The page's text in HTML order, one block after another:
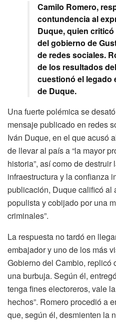
Camilo Romero,
contundencia al
Duque, quien
del gobierno de
de redes sociales.
de los resultados
cuestionó el legado
de Duque.
Una fuerte polémica se
mensaje publicado en redes
Iván Duque, en el que acusó
de llevar al país a “la mayor
historia”, así como de
infraestructura y la confianza
publicación, Duque calificó al
populista y cobijado por una
criminales”.
La respuesta no tardó en
embajador y uno de los más
Gobierno del Cambio, replicó
una burbuja. Según él,
tenga fines electoreros, vale
hechos”. Romero procedió a
que, según él, desmienten la